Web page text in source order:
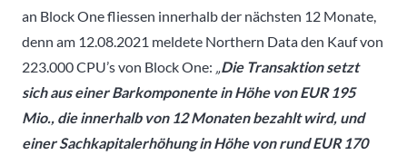
an Block One fliessen innerhalb der nächsten 12 Monate,
denn am 12.08.2021 meldete Northern Data den Kauf von
223.000 CPU’s von Block One: „Die Transaktion setzt
sich aus einer Barkomponente in Höhe von EUR 195
Mio., die innerhalb von 12 Monaten bezahlt wird, und
einer Sachkapitalerhöhung in Höhe von rund EUR 170